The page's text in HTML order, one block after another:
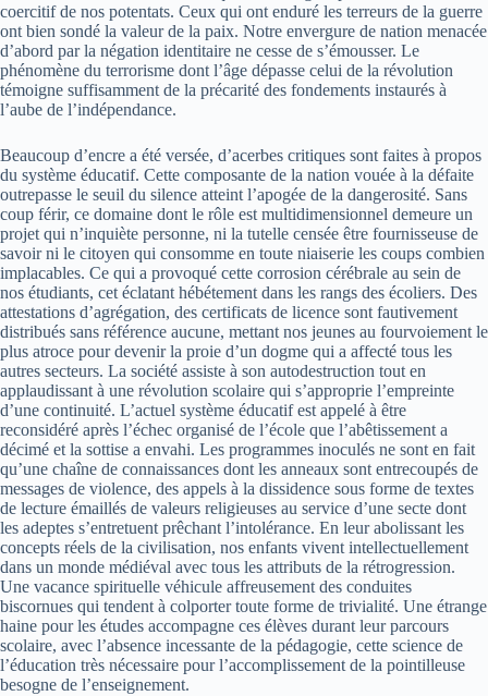
coercitif de nos potentats. Ceux qui ont enduré les terreurs de la guerre
ont bien sondé la valeur de la paix. Notre envergure de nation menacée
d’abord par la négation identitaire ne cesse de s’émousser. Le
phénomène du terrorisme dont l’âge dépasse celui de la révolution
témoigne suffisamment de la précarité des fondements instaurés à
l’aube de l’indépendance.
Beaucoup d’encre a été versée, d’acerbes critiques sont faites à propos
du système éducatif. Cette composante de la nation vouée à la défaite
outrepasse le seuil du silence atteint l’apogée de la dangerosité. Sans
coup férir, ce domaine dont le rôle est multidimensionnel demeure un
projet qui n’inquiète personne, ni la tutelle censée être fournisseuse de
savoir ni le citoyen qui consomme en toute niaiserie les coups combien
implacables. Ce qui a provoqué cette corrosion cérébrale au sein de
nos étudiants, cet éclatant hébétement dans les rangs des écoliers. Des
attestations d’agrégation, des certificats de licence sont fautivement
distribués sans référence aucune, mettant nos jeunes au fourvoiement le
plus atroce pour devenir la proie d’un dogme qui a affecté tous les
autres secteurs. La société assiste à son autodestruction tout en
applaudissant à une révolution scolaire qui s’approprie l’empreinte
d’une continuité. L’actuel système éducatif est appelé à être
reconsidéré après l’échec organisé de l’école que l’abêtissement a
décimé et la sottise a envahi. Les programmes inoculés ne sont en fait
qu’une chaîne de connaissances dont les anneaux sont entrecoupés de
messages de violence, des appels à la dissidence sous forme de textes
de lecture émaillés de valeurs religieuses au service d’une secte dont
les adeptes s’entretuent prêchant l’intolérance. En leur abolissant les
concepts réels de la civilisation, nos enfants vivent intellectuellement
dans un monde médiéval avec tous les attributs de la rétrogression.
Une vacance spirituelle véhicule affreusement des conduites
biscornues qui tendent à colporter toute forme de trivialité. Une étrange
haine pour les études accompagne ces élèves durant leur parcours
scolaire, avec l’absence incessante de la pédagogie, cette science de
l’éducation très nécessaire pour l’accomplissement de la pointilleuse
besogne de l’enseignement.